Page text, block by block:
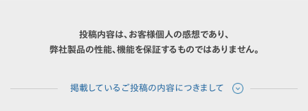
投稿内容は、お客様個人の感想であり、
弊社製品の性能、機能を保証するものではありません。